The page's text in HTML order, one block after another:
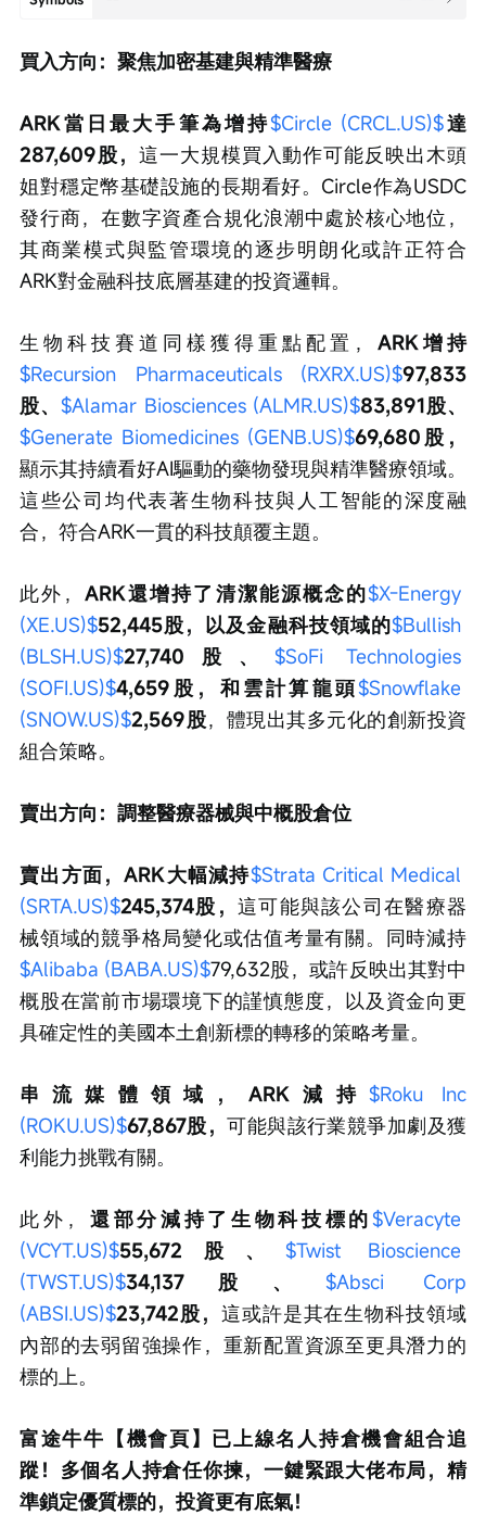
買入方向：聚焦加密基建與精準醫療
ARK當日最大手筆為增持$Circle (CRCL.US)$達
287,609股， 這一大規模買入動作可能反映出木頭
姐對穩定幣基礎設施的長期看好。Circle作為USDC
發行商，在數字資產合規化浪潮中處於核心地位，
其商業模式與監管環境的逐步明朗化或許正符合
ARK對金融科技底層基建的投資邏輯。
生物科技賽道同樣獲得重點配置， ARK增持
$Recursion Pharmaceuticals (RXRX.US)$97,833
股、$Alamar Biosciences (ALMR.US)$83,891股、
$Generate Biomedicines (GENB.US)$69,680股，
顯示其持續看好AI驅動的藥物發現與精準醫療領域。
這些公司均代表著生物科技與人工智能的深度融
合，符合ARK一貫的科技顛覆主題。
此外，ARK還增持了清潔能源概念的$X-Energy
(XE.US)$52,445股，以及金融科技領域的$Bullish
(BLSH.US)$27,740股、$SoFi Technologies
(SOFI.US)$4,659股，和雲計算龍頭$Snowflake
(SNOW.US)$2,569股，體現出其多元化的創新投資
組合策略。
賣出方向：調整醫療器械與中概股倉位
賣出方面，ARK大幅減持$Strata Critical Medical
(SRTA.US)$245,374股， 這可能與該公司在醫療器
械領域的競爭格局變化或估值考量有關。同時減持
$Alibaba (BABA.US)$79,632股，或許反映出其對中
概股在當前市場環境下的謹慎態度，以及資金向更
具確定性的美國本土創新標的轉移的策略考量。
串流媒體領域，ARK減持 $Roku Inc
(ROKU.US)$67,867股，可能與該行業競爭加劇及獲
利能力挑戰有關。
此外， 還部分減持了生物科技標的$Veracyte
(VCYT.US)$55,672股、$Twist Bioscience
(TWST.US)$34,137股、 $Absci Corp
(ABSI.US)$23,742股， 這或許是其在生物科技領域
內部的去弱留強操作，重新配置資源至更具潛力的
標的上。
富途牛牛【機會頁】已上線名人持倉機會組合追
蹤！多個名人持倉任你揀，一鍵緊跟大佬布局，精
準鎖定優質標的，投資更有底氣！